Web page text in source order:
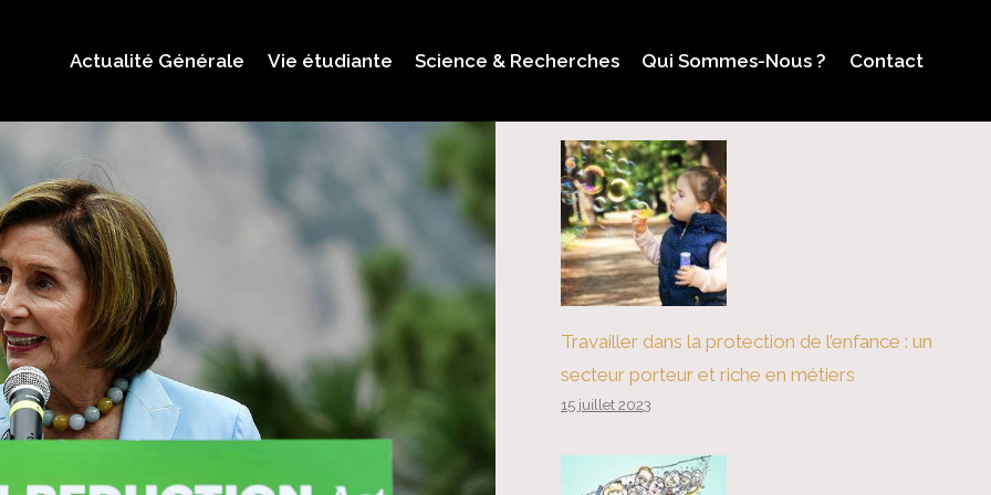
Actualité Générale Vie étudiante Science & Recherches Qui Sommes-Nous ? Contact
Travailler dans la protection de l’enfance : un
secteur porteur et riche en métiers
15 juillet 2023